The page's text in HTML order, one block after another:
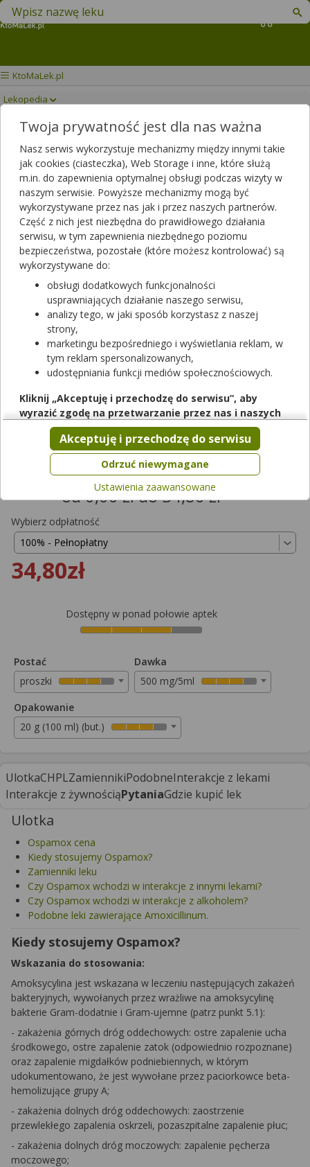
Koszyk
Znajdź lek w swojej okolicy
KtoMaLek.pl
Lekopedia
OSPAMOX Drukuj/Zapisz
Ospamox
proszek do sporządzania zawiesiny doustnej|500 mg/5ml
g | 100 ml
lek na receptę
refundowany|65+|Dziecko
Rezerwuj
od 0,00 zł do 34,80 zł
Wybierz odpłatność
34,80zł
Dostępny w ponad połowie aptek
Postać
proszki
Dawka
500 mg/5ml
Opakowanie
20 g (100 ml) (but.)
UlotkaCHPLZamiennikiPodobneInterakcje z lekami
Interakcje z żywnościąPytaniaGdzie kupić lek
Ulotka
Ospamox cena
Kiedy stosujemy Ospamox?
Zamienniki leku
Czy Ospamox wchodzi w interakcje z innymi lekami?
Czy Ospamox wchodzi w interakcje z alkoholem?
Podobne leki zawierające Amoxicillinum.
Kiedy stosujemy Ospamox?
Wskazania do stosowania:
Amoksycylina jest wskazana w leczeniu następujących zakażeń
bakteryjnych, wywołanych przez wrażliwe na amoksycylinę
bakterie Gram-dodatnie i Gram-ujemne (patrz punkt 5.1):
- zakażenia górnych dróg oddechowych: ostre zapalenie ucha
środkowego, ostre zapalenie zatok (odpowiednio rozpoznane)
oraz zapalenie migdałków podniebiennych, w którym
udokumentowano, że jest wywołane przez paciorkowce beta-
hemolizujące grupy A;
- zakażenia dolnych dróg oddechowych: zaostrzenie
przewlekłego zapalenia oskrzeli, pozaszpitalne zapalenie płuc;
- zakażenia dolnych dróg moczowych: zapalenie pęcherza
moczowego;
Twoja prywatność jest dla nas ważna
Nasz serwis wykorzystuje mechanizmy między innymi takie
jak cookies (ciasteczka), Web Storage i inne, które służą
m.in. do zapewnienia optymalnej obsługi podczas wizyty w
naszym serwisie. Powyższe mechanizmy mogą być
wykorzystywane przez nas jak i przez naszych partnerów.
Część z nich jest niezbędna do prawidłowego działania
serwisu, w tym zapewnienia niezbędnego poziomu
bezpieczeństwa, pozostałe (które możesz kontrolować) są
wykorzystywane do:
obsługi dodatkowych funkcjonalności
usprawniających działanie naszego serwisu,
analizy tego, w jaki sposób korzystasz z naszej
strony,
marketingu bezpośredniego i wyświetlania reklam, w
tym reklam spersonalizowanych,
udostępniania funkcji mediów społecznościowych.
Kliknij „Akceptuję i przechodzę do serwisu”, aby
wyrazić zgodę na przetwarzanie przez nas i naszych
partnerów Twoich danych w powyższych celach.
Pamiętaj, że wyrażenie zgody jest dobrowolne, a wyrażoną
zgodę możesz w każdej chwili cofnąć, możesz też wycofać
zgodę na przetwarzanie Twoich danych tylko w niektórych
celach. Jeżeli chcesz dowiedzieć się więcej lub chcesz
przeprowadzić konfigurację szczegółową, to możesz tego
dokonać za pomocą „Ustawień zaawansowanych”.
Więcej informacji na temat wykorzystywania narzędzi
zewnętrznych w naszym serwisie znajdziesz wRegulaminie
Serwisu.
Odrzuć niewymagane
Akceptuję i przechodzę do serwisu
Ustawienia zaawansowane